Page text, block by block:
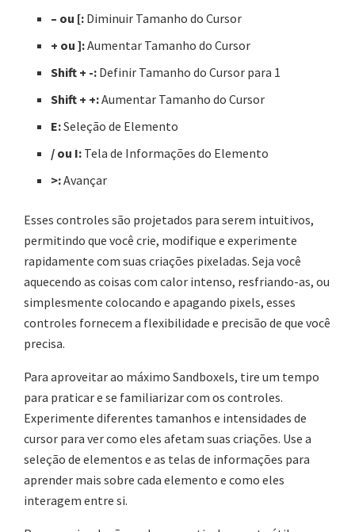
– ou [: Diminuir Tamanho do Cursor
+ ou ]:Aumentar Tamanho do Cursor
Shift + -: Definir Tamanho do Cursor para 1
Shift + +:Aumentar Tamanho do Cursor
E:Seleção de Elemento
/ ou I: Tela de Informações do Elemento
>:Avançar
Esses controles são projetados para serem intuitivos,
permitindo que você crie, modifique e experimente
rapidamente com suas criações pixeladas. Seja você
aquecendo as coisas com calor intenso, resfriando-as, ou
simplesmente colocando e apagando pixels, esses
controles fornecem a flexibilidade e precisão de que você
precisa.
Para aproveitar ao máximo Sandboxels, tire um tempo
para praticar e se familiarizar com os controles.
Experimente diferentes tamanhos e intensidades de
cursor para ver como eles afetam suas criações. Use a
seleção de elementos e as telas de informações para
aprender mais sobre cada elemento e como eles
interagem entre si.